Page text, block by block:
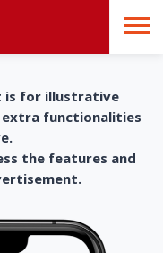
is for illustrative
functionalities
the features and